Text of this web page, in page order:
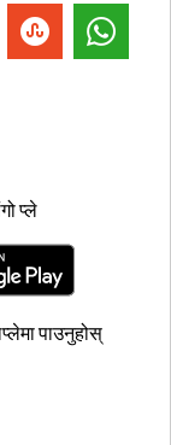
प्ले
पाउनुहोस्